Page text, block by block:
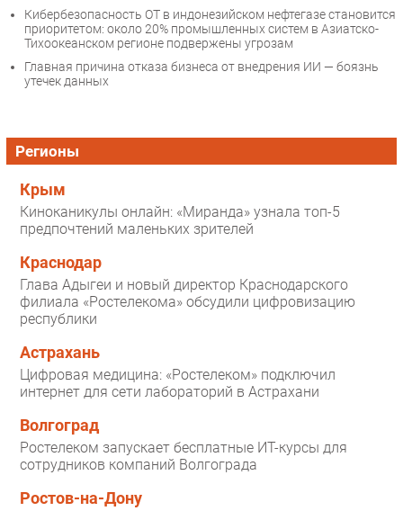
Кибербезопасность ОТ в индонезийском нефтегазе становится
приоритетом: около 20% промышленных систем в Азиатско-
Тихоокеанском регионе подвержены угрозам
Главная причина отказа бизнеса от внедрения ИИ — боязнь
утечек данных
Регионы
Крым
Киноканикулы онлайн: «Миранда» узнала топ-5
предпочтений маленьких зрителей
Краснодар
Глава Адыгеи и новый директор Краснодарского
филиала «Ростелекома» обсудили цифровизацию
республики
Астрахань
Цифровая медицина: «Ростелеком» подключил
интернет для сети лабораторий в Астрахани
Волгоград
Ростелеком запускает бесплатные ИТ-курсы для
сотрудников компаний Волгограда
Ростов-на-Дону